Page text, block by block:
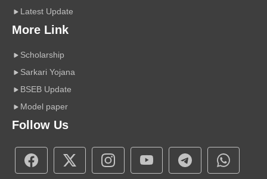
Latest Update
More Link
Scholarship
Sarkari Yojana
BSEB Update
Model paper
Follow Us